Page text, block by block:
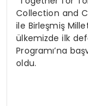
Collection and
ile Birleşmiş
ülkemizde ilk
Programı’na
oldu.